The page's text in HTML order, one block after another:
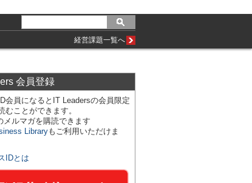
経営課題一覧へ
会員登録
会員になるとIT Leadersの会員限定
むことができます。
メルマガを購読できます
Libraryもご利用いただけま
IDとは